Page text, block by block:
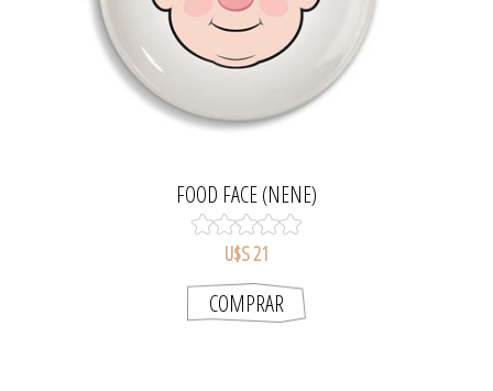
FOOD FACE (NENE)
U$S 21